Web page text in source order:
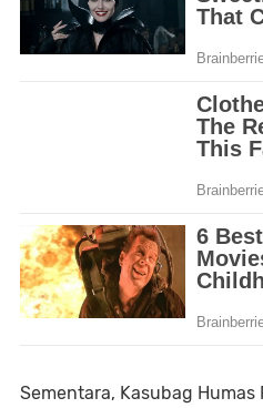
Sementara, Kasubag Humas